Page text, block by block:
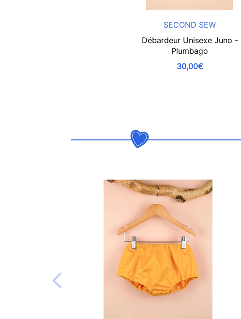
SECOND SEW
Débardeur Unisexe Juno -
Plumbago
30,00€